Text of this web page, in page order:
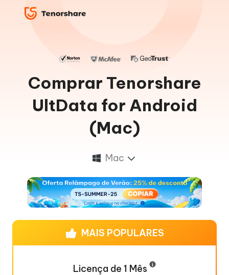
Comprar Tenorshare
UltData for Android
(Mac)
Mac
MAIS POPULARES
Licença de 1 Mês